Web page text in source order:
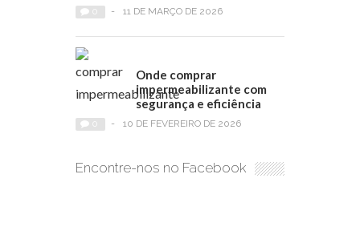
- 11 DE MARÇO DE 2026
Onde comprar
impermeabilizante com
segurança e eficiência
- 10 DE FEVEREIRO DE 2026
Encontre-nos no Facebook